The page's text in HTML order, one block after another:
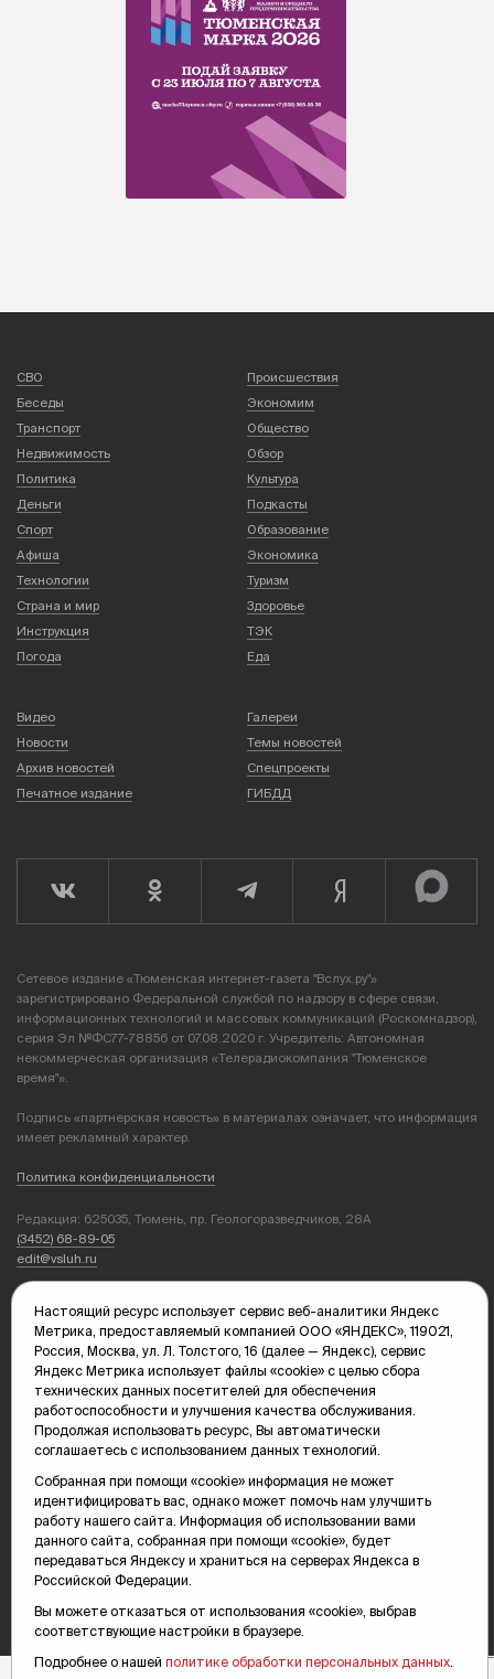
СВО
Происшествия
Беседы
Экономим
Транспорт
Общество
Недвижимость
Обзор
Политика
Культура
Деньги
Подкасты
Спорт
Образование
Афиша
Экономика
Технологии
Туризм
Страна и мир
Здоровье
Инструкция
ТЭК
Погода
Еда
Видео
Галереи
Новости
Темы новостей
Архив новостей
Спецпроекты
Печатное издание
ГИБДД
Сетевое издание «Тюменская интернет-газета "Вслух.ру"»
зарегистрировано Федеральной службой по надзору в сфере связи,
информационных технологий и массовых коммуникаций (Роскомнадзор),
серия Эл №ФС77-78856 от 07.08.2020 г. Учредитель: Автономная
некоммерческая организация «Телерадиокомпания "Тюменское
время"».
Подпись «партнерская новость» в материалах означает, что информация
имеет рекламный характер.
Политика конфиденциальности
Редакция: 625035, Тюмень, пр. Геологоразведчиков, 28А
(3452) 68-89-05
edit@vsluh.ru
kika@vsluh.ru
По вопросам рекламы:
(3452) 68-89-78
kotovaev@sibinformburo.ru
mim@vsluh.ru
© 2000-2026 Тюменская интернет-газета «Вслух.ру»
Настоящий ресурс использует сервис веб-аналитики Яндекс
Метрика, предоставляемый компанией ООО «ЯНДЕКС», 119021,
Россия, Москва, ул. Л. Толстого, 16 (далее — Яндекс), сервис
Яндекс Метрика использует файлы «cookie» с целью сбора
технических данных посетителей для обеспечения
работоспособности и улучшения качества обслуживания.
Продолжая использовать ресурс, Вы автоматически
соглашаетесь с использованием данных технологий.
Собранная при помощи «cookie» информация не может
идентифицировать вас, однако может помочь нам улучшить
работу нашего сайта. Информация об использовании вами
данного сайта, собранная при помощи «cookie», будет
передаваться Яндексу и храниться на серверах Яндекса в
Российской Федерации.
Вы можете отказаться от использования «cookie», выбрав
соответствующие настройки в браузере.
Подробнее о нашей политике обработки персональных данных